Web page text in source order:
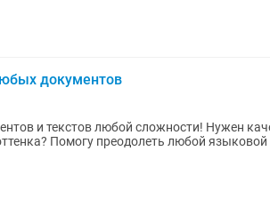
документов
любой сложности! Нужен качественный и
Помогу преодолеть любой языковой